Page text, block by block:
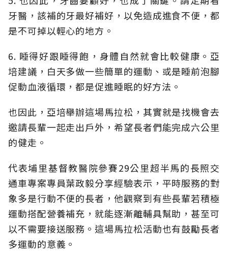
牙醫，該補的牙最好補好，以免造成進食不便，都
是不可掉以輕心的地方。
6. 睡得好跟睡得飽，身體自然就會比較健康。亞
培建議，白天多做一些簡單的運動、或是睡前泡腳
促動血液循環，都是促進睡眠的好方法。
也因此，亞培舉辦這場馬拉松，其實就是找機會去
邀請長輩一起走出戶外，希望長者們能完成六公里
的健走。
代表埔里基督教醫院參賽29公里超半馬的長照交
通車專案專員葉政毅分享經驗表示，平時服務的對
象多是行動不便的長者，他觀察到有些長輩若積極
運動搭配營養補充，就能逐漸離輔具幫助，甚至可
以不需要接送服務。這場馬拉松活動也有鼓勵長者
多運動的意義。